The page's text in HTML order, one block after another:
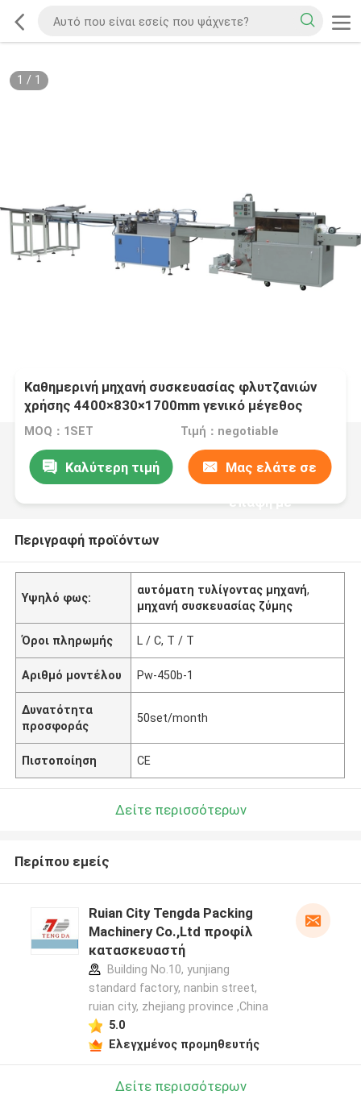
1 / 1
Καθημερινή μηχανή συσκευασίας φλυτζανιών
χρήσης 4400×830×1700mm γενικό μέγεθος
συμπαγές Strure
MOQ：1SET Τιμή：negotiable
Καλύτερη τιμή Μας ελάτε σε
επαφή με
Περιγραφή προϊόντων
Υψηλό φως:
αυτόματη τυλίγοντας μηχανή,
μηχανή συσκευασίας ζύμης
Όροι πληρωμής L / C, T / T
Αριθμό μοντέλου Pw-450b-1
Δυνατότητα
προσφοράς
50set/month
Πιστοποίηση CE
Δείτε περισσότερων
Περίπου εμείς
Ruian City Tengda Packing
Machinery Co.,Ltd προφίλ
κατασκευαστή
Building No.10, yunjiang
standard factory, nanbin street,
ruian city, zhejiang province ,China
5.0
Ελεγχμένος προμηθευτής
Δείτε περισσότερων